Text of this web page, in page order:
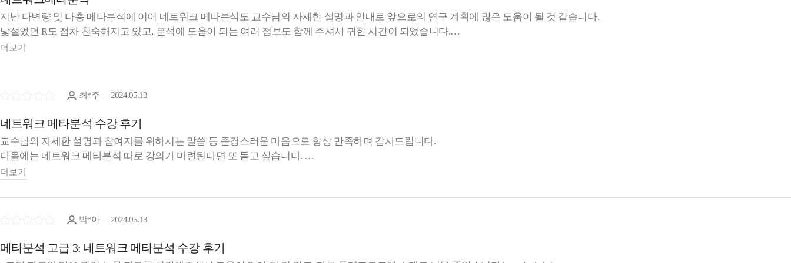
지난 다변량 및 다층 메타분석에 이어 네트워크 메타분석도 교수님의 자세한 설명과 안내로 앞으로의 연구 계획에 많은 도움이 될 것 같습니다.
낯설었던 R도 점차 친숙해지고 있고, 분석에 도움이 되는 여러 정보도 함께 주셔서 귀한 시간이 되었습니다.
꼼꼼하게 작성되어있는 안내 교재를 통해 다시 한 번 복기해보고 이른 시일내에 연구에 네트워크메타분석 연구에 도전해보고자 합니다.
더보기
최*주 2024.05.13
네트워크 메타분석 수강 후기
교수님의 자세한 설명과 참여자를 위하시는 말씀 등 존경스러운 마음으로 항상 만족하며 감사드립니다.
다음에는 네트워크 메타분석 따로 강의가 마련된다면 또 듣고 싶습니다.
그리고 예시논문을 보면서 결과가 의미하는 바를 천천히 다시한번 들으면 좋겠다는 생각을 했습니다.
더보기
박*아 2024.05.13
메타분석 고급 3: 네트워크 메타분석 수강 후기